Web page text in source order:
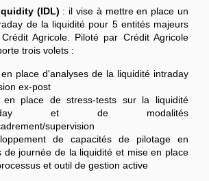
(IDL) : il vise à mettre en place un
de la liquidité pour 5 entités majeurs
Agricole. Piloté par Crédit Agricole
trois volets :
place d'analyses de la liquidité intraday
ex-post
en place de stress-tests sur la liquidité
et de modalités
supervision
de capacités de pilotage en
de journée de la liquidité et mise en place
et outil de gestion active